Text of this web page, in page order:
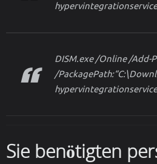
DISM.exe /Online /Add-
/
Sie benötigten